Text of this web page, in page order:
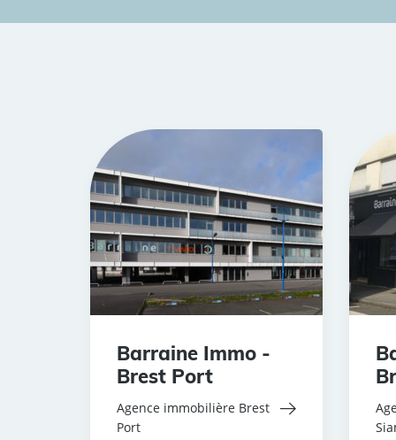
Barraine Immo -
Brest Port
Agence immobilière Brest
Port